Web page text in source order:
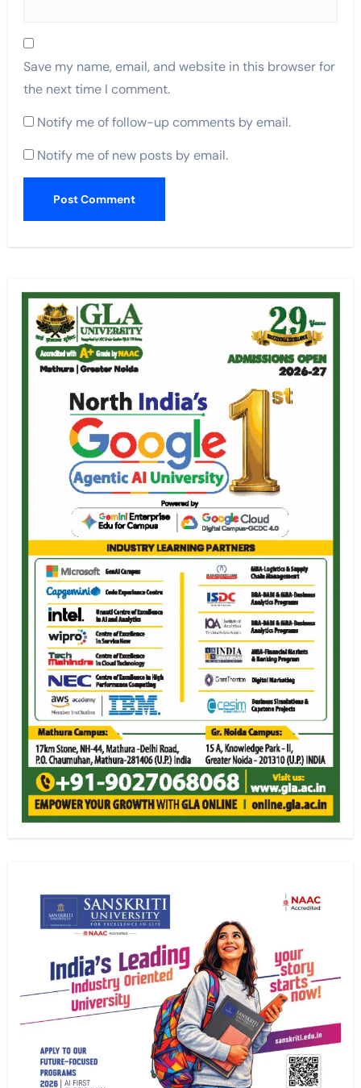
Save my name, email, and website in this browser for
the next time I comment.
Notify me of follow-up comments by email.
Notify me of new posts by email.